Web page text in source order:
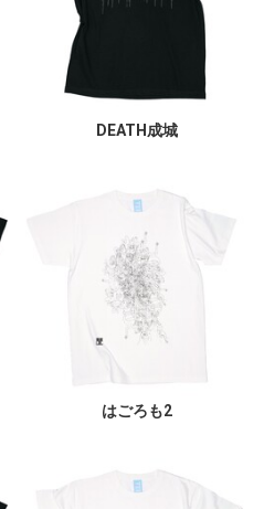
DEATH成城
はごろも2